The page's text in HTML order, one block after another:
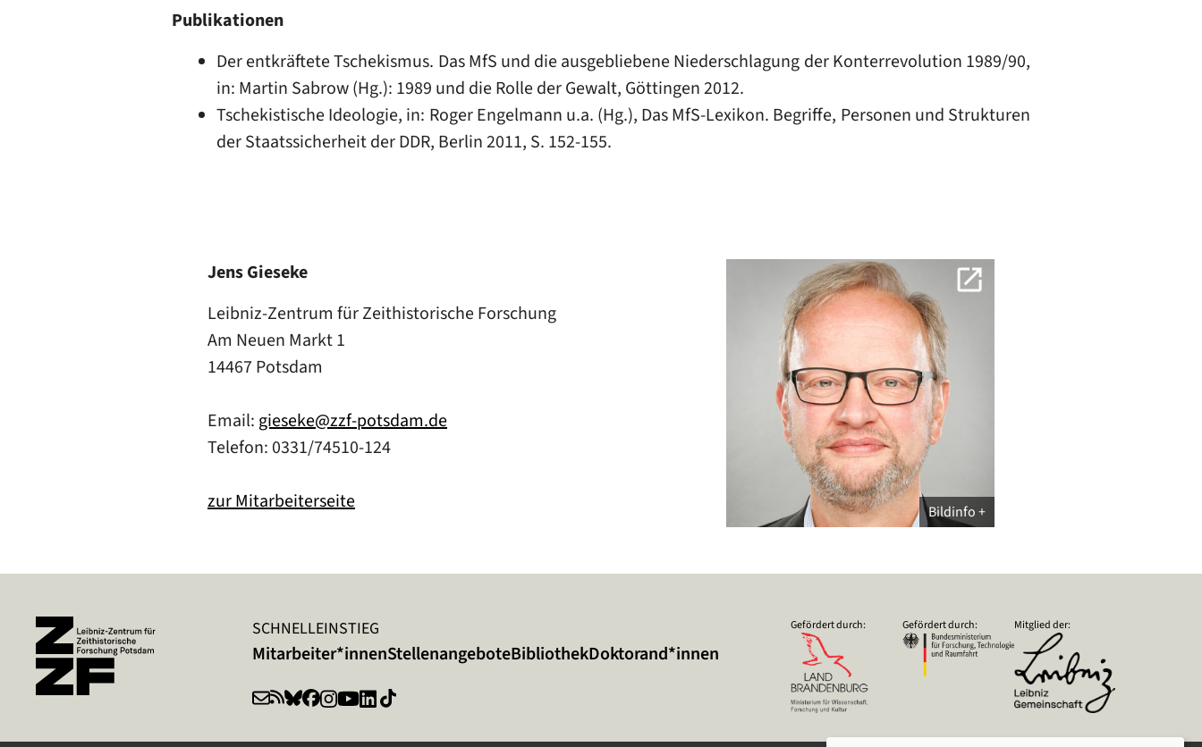
Publikationen
Der entkräftete Tschekismus. Das MfS und die ausgebliebene Niederschlagung der Konterrevolution 1989/90,
in: Martin Sabrow (Hg.): 1989 und die Rolle der Gewalt, Göttingen 2012.
Tschekistische Ideologie, in: Roger Engelmann u.a. (Hg.), Das MfS-Lexikon. Begriffe, Personen und Strukturen
der Staatssicherheit der DDR, Berlin 2011, S. 152-155.
Bildinfo
Jens Gieseke
Leibniz-Zentrum für Zeithistorische Forschung
Am Neuen Markt 1
14467 Potsdam
Email: gieseke@zzf-potsdam.de
Telefon: 0331/74510-124
zur Mitarbeiterseite
SCHNELLEINSTIEG
Mitarbeiter*innenStellenangeboteBibliothekDoktorand*innen
Gefördert durch: Gefördert durch: Mitglied der: